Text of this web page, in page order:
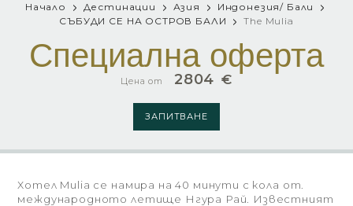
Начало Дестинации Азия
Индонезия/ Бали
СЪБУДИ СЕ НА ОСТРОВ БАЛИ
The Mulia
Специална оферта
Цена от 2804 €
ЗАПИТВАНЕ
Хотел Mulia се намира на 40 минути с кола от.
международното летище Нгура Рай. Известният